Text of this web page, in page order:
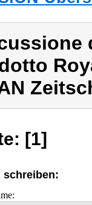
[1]
schreiben: